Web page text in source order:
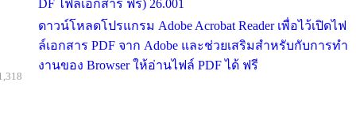
DF ไฟล์เอกสาร ฟรี) 26.001
ดาวน์โหลดโปรแกรม Adobe Acrobat Reader เพื่อไว้เปิดไฟ
ล์เอกสาร PDF จาก Adobe และช่วยเสริมสำหรับกับการทำ
งานของ Browser ให้อ่านไฟล์ PDF ได้ ฟรี